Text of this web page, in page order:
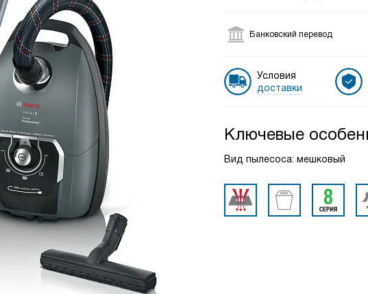
Банковский перевод
Условия
доставки
Ключевые
Вид пылесоса: мешковый